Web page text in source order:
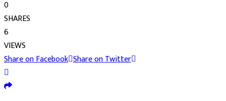
0
SHARES
6
VIEWS
Share on Facebook Share on Twitter